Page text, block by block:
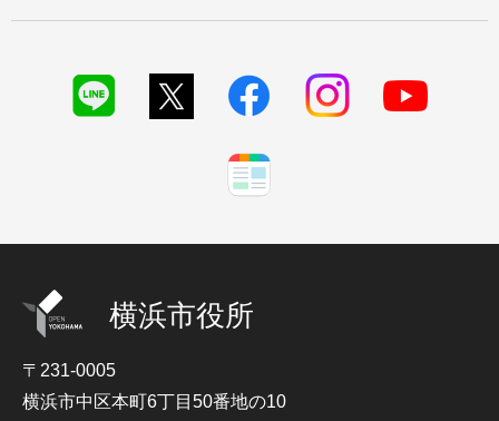
横浜市役所
〒231-0005
横浜市中区本町6丁目50番地の10